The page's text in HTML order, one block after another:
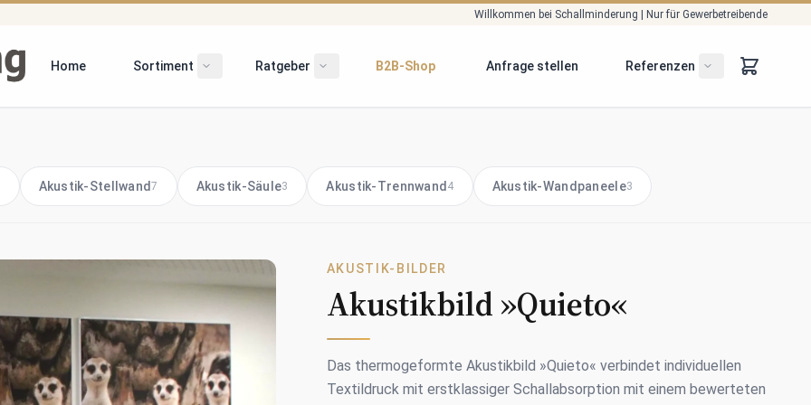
Willkommen bei Schallminderung | Nur für Gewerbetreibende
Home
Sortiment
Ratgeber
B2B-Shop Anfrage stellen
Referenzen
Untermenü
Akustik-Stellwand7 Akustik-Säule3 Akustik-Trennwand 4 Akustik-Wandpaneele3
AKUSTIK-BILDER
Akustikbild »Quieto«
Das thermogeformte Akustikbild »Quieto« verbindet individuellen
Textildruck mit erstklassiger Schallabsorption mit einem bewerteten